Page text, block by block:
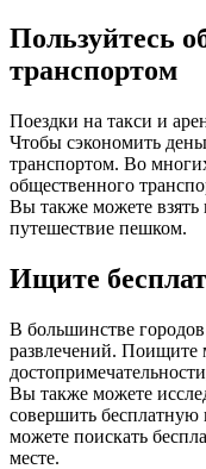
Пользуйтесь
транспортом
Поездки на такси и
Чтобы сэкономить
транспортом. Во
общественного
Вы также можете взять
путешествие пешком.
Ищите
В большинстве
развлечений. Поищите
Вы также можете
совершить
можете поискать
месте.